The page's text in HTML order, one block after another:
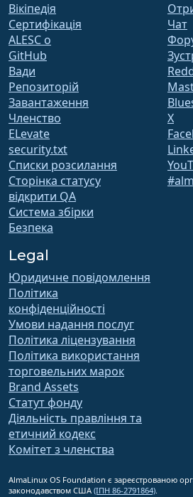
Вікіпедія
Сертифікація
ALESC o
GitHub
Вади
Репозиторій
Завантаження
Членство
ELevate
security.txt
Списки розсилання
Сторінка статусу
відкрити QA
Система збірки
Безпека
Чат
X
Legal
Юридичне повідомлення
Політика
конфіденційності
Умови надання послуг
Політика ліцензування
Політика використання
торговельних марок
Brand Assets
Статут фонду
Діяльність правління та
етичний кодекс
Комітет з членства
AlmaLinux OS Foundation є зареєстрованою
законодавством США (ІПН 86-2791864).